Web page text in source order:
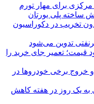
مرکزی برای مهار تورم
ساخته پلی یورتان
تخریب در دکوراسیون
تدوین می‌شود
قیمت؛ تعمیر جای خرید را
خروج برخی خودروها در
یک روز در هفته کاهش